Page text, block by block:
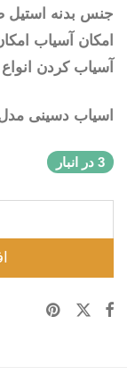
جنس بدنه استیل
امکان آسیاب
آسیاب کردن
اسیاب دسینی مدل
3 در انبار